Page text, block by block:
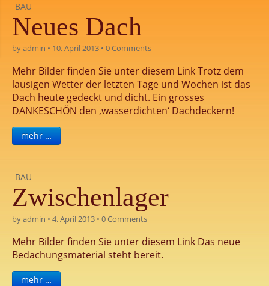
BAU
Neues Dach
byadmin • 10. April 2013 • 0 Comments
Mehr Bilder finden Sie unter diesem Link Trotz dem
lausigen Wetter der letzten Tage und Wochen ist das
Dach heute gedeckt und dicht. Ein grosses
DANKESCHÖN den ‚wasserdichten‘ Dachdeckern!
mehr …
BAU
Zwischenlager
byadmin • 4. April 2013 • 0 Comments
Mehr Bilder finden Sie unter diesem Link Das neue
Bedachungsmaterial steht bereit.
mehr …